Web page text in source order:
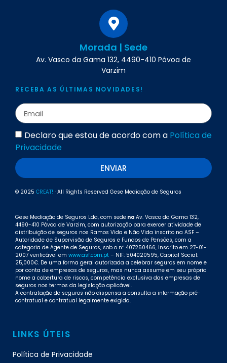
Morada | Sede
Av. Vasco da Gama 132, 4490-410 Póvoa de
Varzim
RECEBA AS ÚLTIMAS NOVIDADES!
Declaro que estou de acordo com a Política de
Privacidade
ENVIAR
© 2025 CREAT! · All Rights Reserved Gese Mediação de Seguros
Gese Mediação de Seguros Lda, com sede na Av. Vasco da Gama 132,
4490-410 Póvoa de Varzim, com autorização para exercer atividade de
distribuição de seguros nos Ramos Vida e Não Vida inscrito na ASF –
Autoridade de Supervisão de Seguros e Fundos de Pensões, com a
categoria de Agente de Seguros, sob o nº 407250466, inscrito em 27-01-
2007 verificável em www.asf.com.pt – NIF: 504020595, Capital Social:
25,000€. De uma forma geral autorizada a celebrar seguros em nome e
por conta de empresas de seguros, mas nunca assume em seu próprio
nome a cobertura de riscos, competência exclusiva das empresas de
seguros nos termos da legislação aplicável.
A contratação de seguros não dispensa a consulta a informação pré-
contratual e contratual legalmente exigida.
LINKS ÚTEIS
Política de Privacidade